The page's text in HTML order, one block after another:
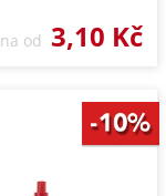
od 3,10 Kč